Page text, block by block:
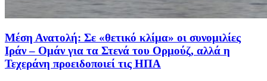
Μέση Ανατολή: Σε «θετικό κλίμα» οι συνομιλίες
Ιράν – Ομάν για τα Στενά του Ορμούζ, αλλά η
Τεχεράνη προειδοποιεί τις ΗΠΑ